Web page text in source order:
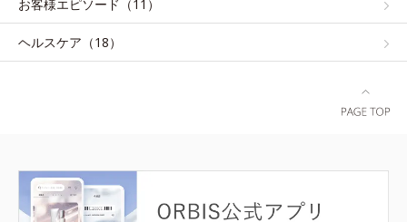
お客様エピソード（11）
ヘルスケア（18）